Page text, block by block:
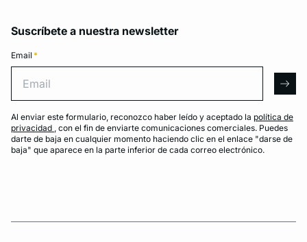
Suscríbete a nuestra newsletter
Email *
Al enviar este formulario, reconozco haber leído y aceptado la política de
privacidad , con el fin de enviarte comunicaciones comerciales. Puedes
darte de baja en cualquier momento haciendo clic en el enlace "darse de
baja" que aparece en la parte inferior de cada correo electrónico.